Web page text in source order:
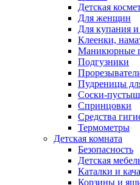
Детская
Для женщин
Для купания
Клеенки,
Маникюрные
Подгузники
Пудреницы
Соски-
Спринцовки
Средства
Термометры
Детская комната
Безопасность
Детская
Каталки и
Корзины и